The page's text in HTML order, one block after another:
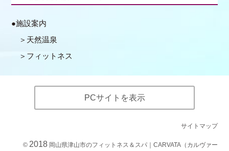
施設案内
天然温泉
フィットネス
PCサイトを表示
サイトマップ
© 2018 岡山県津山市のフィットネス＆スパ｜CARVATA（カルヴァー